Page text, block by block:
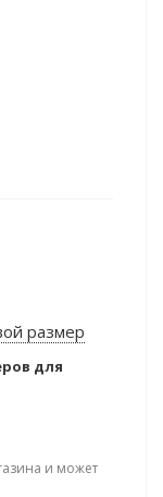
размер
для
и может